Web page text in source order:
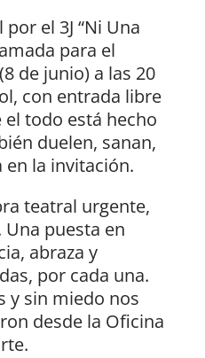
el 3J “Ni Una
para el
de junio) a las 20
con entrada libre
todo está hecho
duelen, sanan,
en la invitación.
teatral urgente,
puesta en
abraza y
por cada una.
y sin miedo nos
desde la Oficina